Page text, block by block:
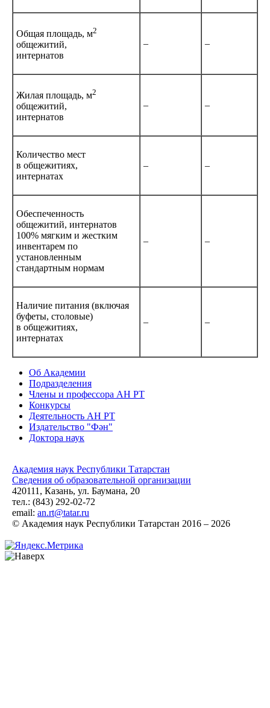
Общая площадь, м2
общежитий,
интернатов
– –
Жилая площадь, м2
общежитий,
интернатов
– –
Количество мест
в общежитиях,
интернатах
– –
Обеспеченность
общежитий, интернатов
100% мягким и жестким
инвентарем по
установленным
стандартным нормам
– –
Наличие питания (включая
буфеты, столовые)
в общежитиях,
интернатах
– –
Об Академии
Подразделения
Члены и профессора АН РТ
Конкурсы
Деятельность АН РТ
Издательство "Фән"
Доктора наук
Академия наук Республики Татарстан
Сведения об образовательной организации
420111, Казань, ул. Баумана, 20
тел.: (843) 292-02-72
email: an.rt@tatar.ru
© Академия наук Республики Татарстан 2016 – 2026